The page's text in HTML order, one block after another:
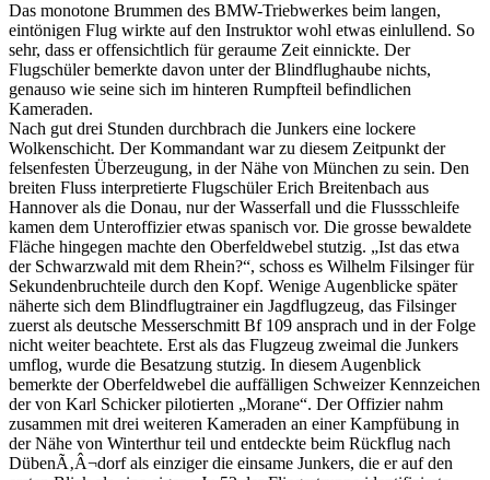
Das monotone Brummen des BMW-Triebwerkes beim langen,
eintönigen Flug wirkte auf den Instruktor wohl etwas einlullend. So
sehr, dass er offensichtlich für geraume Zeit einnickte. Der
Flugschüler bemerkte davon unter der Blindflughaube nichts,
genauso wie seine sich im hinteren Rumpfteil befindlichen
Kameraden.
Nach gut drei Stunden durchbrach die Junkers eine lockere
Wolkenschicht. Der Kommandant war zu diesem Zeitpunkt der
felsenfesten Überzeugung, in der Nähe von München zu sein. Den
breiten Fluss interpretierte Flugschüler Erich Breitenbach aus
Hannover als die Donau, nur der Wasserfall und die Flussschleife
kamen dem Unteroffizier etwas spanisch vor. Die grosse bewaldete
Fläche hingegen machte den Oberfeldwebel stutzig. „Ist das etwa
der Schwarzwald mit dem Rhein?“, schoss es Wilhelm Filsinger für
Sekundenbruchteile durch den Kopf. Wenige Augenblicke später
näherte sich dem Blindflugtrainer ein Jagdflugzeug, das Filsinger
zuerst als deutsche Messerschmitt Bf 109 ansprach und in der Folge
nicht weiter beachtete. Erst als das Flugzeug zweimal die Junkers
umflog, wurde die Besatzung stutzig. In diesem Augenblick
bemerkte der Oberfeldwebel die auffälligen Schweizer Kennzeichen
der von Karl Schicker pilotierten „Morane“. Der Offizier nahm
zusammen mit drei weiteren Kameraden an einer Kampfübung in
der Nähe von Winterthur teil und entdeckte beim Rückflug nach
DübenÃ‚Â¬dorf als einziger die einsame Junkers, die er auf den